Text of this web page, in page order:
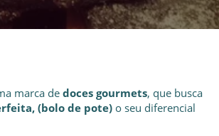
marca de doces gourmets, que busca
(bolo de pote) o seu diferencial